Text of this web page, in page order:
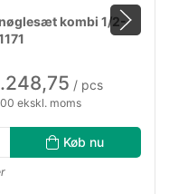
kombi 1/2-
/ pcs
ekskl. moms
Køb nu